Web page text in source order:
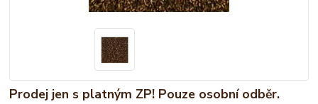
Prodej jen s platným ZP! Pouze osobní odběr.